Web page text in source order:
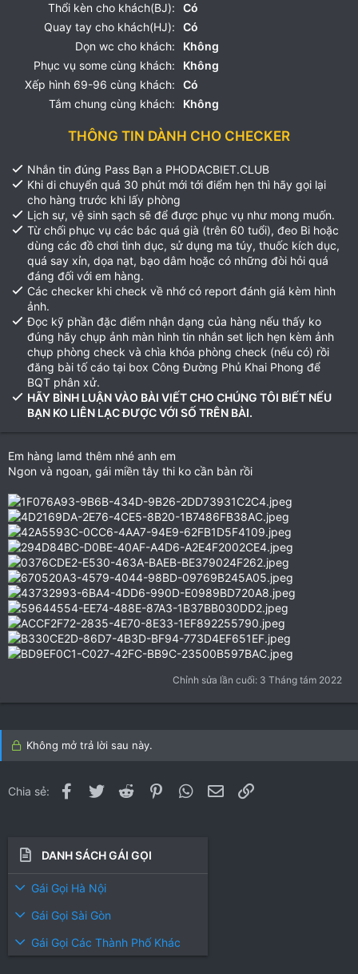
Thổi kèn cho khách(BJ):
Có
Quay tay cho khách(HJ):
Có
Dọn wc cho khách:
Không
Phục vụ some cùng khách:
Không
Xếp hình 69-96 cùng khách:
Có
Tắm chung cùng khách:
Không
THÔNG TIN DÀNH CHO CHECKER
Nhắn tin đúng Pass Bạn a PHODACBIET.CLUB
Khi di chuyển quá 30 phút mới tới điểm hẹn thì hãy gọi lại
cho hàng trước khi lấy phòng
Lịch sự, vệ sinh sạch sẽ để được phục vụ như mong muốn.
Từ chối phục vụ các bác quá già (trên 60 tuổi), đeo Bi hoặc
dùng các đồ chơi tình dục, sử dụng ma túy, thuốc kích dục,
quá say xỉn, dọa nạt, bạo dâm hoặc có những đòi hỏi quá
đáng đối với em hàng.
Các checker khi check về nhớ có report đánh giá kèm hình
ảnh.
Đọc kỹ phần đặc điểm nhận dạng của hàng nếu thấy ko
đúng hãy chụp ảnh màn hình tin nhắn set lịch hẹn kèm ảnh
chụp phòng check và chìa khóa phòng check (nếu có) rồi
đăng bài tố cáo tại box Công Đường Phủ Khai Phong để
BQT phân xử.
HÃY BÌNH LUẬN VÀO BÀI VIẾT CHO CHÚNG TÔI BIẾT NẾU
BẠN KO LIÊN LẠC ĐƯỢC VỚI SỐ TRÊN BÀI.
Em hàng lamd thêm nhé anh em
Ngon và ngoan, gái miền tây thi ko cần bàn rồi
Chỉnh sửa lần cuối: 3 Tháng tám 2022
Không mở trả lời sau này.
Chia sẻ: Facebook
Twitter Reddit PinterestWhatsApp
Email
DANH SÁCH GÁI GỌI
Gái Gọi Hà Nội
Gái Gọi Sài Gòn
Gái Gọi Các Thành Phố Khác